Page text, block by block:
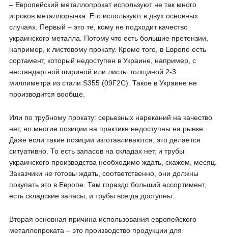
– Европейский металлопрокат используют не так много
игроков металлорынка. Его используют в двух основных
случаях. Первый – это те, кому не подходит качество
украинского металла. Потому что есть большие претензии,
например, к листовому прокату. Кроме того, в Европе есть
сортамент, который недоступен в Украине, например, с
нестандартной шириной или листы толщиной 2-3
миллиметра из стали S355 (09Г2С). Такое в Украине не
производится вообще.
Или по трубному прокату: серьезных нареканий на качество
нет, но многие позиции на практике недоступны на рынке.
Даже если такие позиции изготавливаются, это делается
ситуативно. То есть запасов на складах нет, и трубы
украинского производства необходимо ждать, скажем, месяц.
Заказчики не готовы ждать, соответственно, они должны
покупать это в Европе. Там гораздо больший ассортимент,
есть складские запасы, и трубы всегда доступны.
Вторая основная причина использования европейского
металлопроката – это производство продукции для